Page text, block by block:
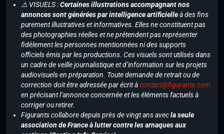
⚠️ VISUELS :Certaines illustrations accompagnant nos
annonces sont générées par intelligence artificielleà des fins
purement illustratives et informatives. Elles ne constituent pas
des photographies réelles et ne prétendent pas représenter
fidèlement les personnes mentionnées ni des supports
officiels émis par les productions. Ces visuels sont utilisés dans
un cadre de veille journalistique et d’information sur les projets
audiovisuels en préparation. Toute demande de retrait ou de
correction doit être adressée par écrit àcontact@figurants.com
en précisant l’annonce concernée et les éléments factuels à
corriger ou retirer.
Figurants collabore depuis près de vingt ans avecla seule
association de France à lutter contre les arnaques aux